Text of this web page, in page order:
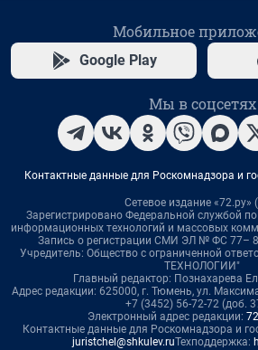
Мобильное
Google Play
Мы в соцсетях
Контактные данные для Роскомнадзора и
Сетевое издание «72.ру»
Зарегистрировано Федеральной службой
информационных технологий и массовых
Запись о регистрации СМИ ЭЛ № ФС 77–
Учредитель: Общество с ограниченной
ТЕХНОЛОГИИ"
Главный редактор: Познахарева
Адрес редакции: 625000, г. Тюмень, ул.
+7 (3452) 56-72-72 (доб.
Электронный адрес редакции:
Контактные данные для Роскомнадзора и
juristchel@shkulev.ruТехподдержка: